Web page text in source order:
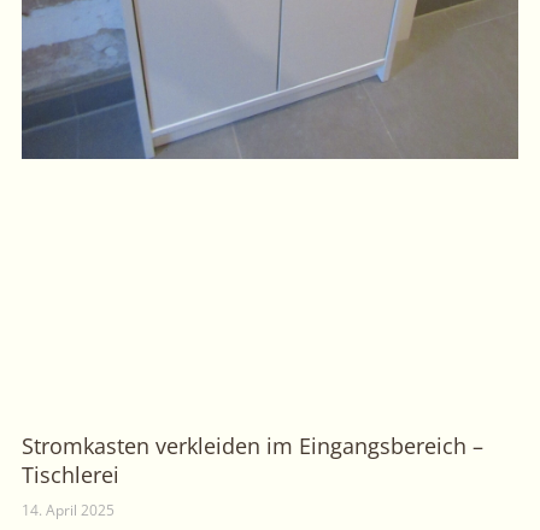
Stromkasten verkleiden im Eingangsbereich –
Tischlerei
14. April 2025